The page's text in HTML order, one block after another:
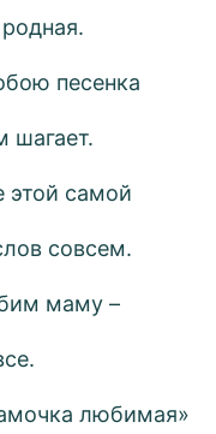
песенка
шагает.
этой самой
совсем.
маму –
любимая»